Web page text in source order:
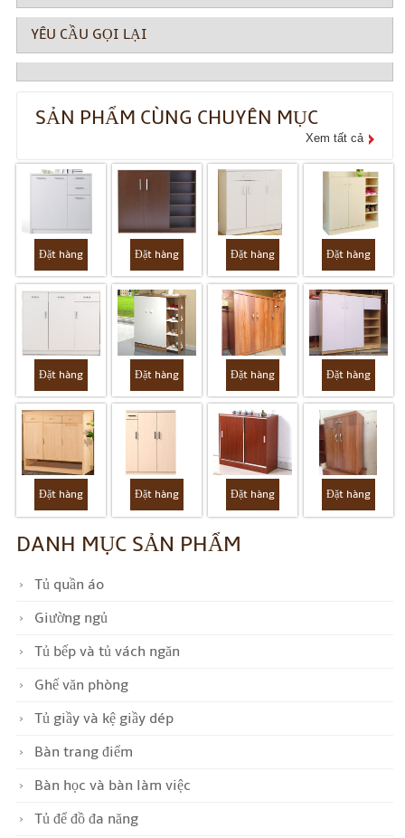
YÊU CẦU GỌI LẠI
SẢN PHẨM CÙNG CHUYÊN MỤC
Xem tất cả
Đặt hàng Đặt hàng Đặt hàng Đặt hàng
Đặt hàng Đặt hàng Đặt hàng Đặt hàng
Đặt hàng Đặt hàng Đặt hàng Đặt hàng
DANH MỤC SẢN PHẨM
Tủ quần áo
Giường ngủ
Tủ bếp và tủ vách ngăn
Ghế văn phòng
Tủ giầy và kệ giầy dép
Bàn trang điểm
Bàn học và bàn làm việc
Tủ để đồ đa năng